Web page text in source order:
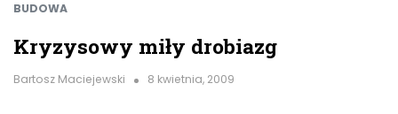
BUDOWA
Kryzysowy miły drobiazg
Bartosz Maciejewski 8 kwietnia, 2009